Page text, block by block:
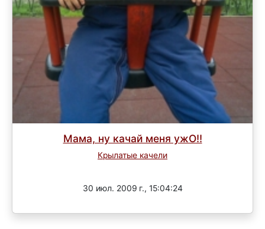
Мама, ну качай меня ужО!!
Крылатые качели
30 июл. 2009 г., 15:04:24